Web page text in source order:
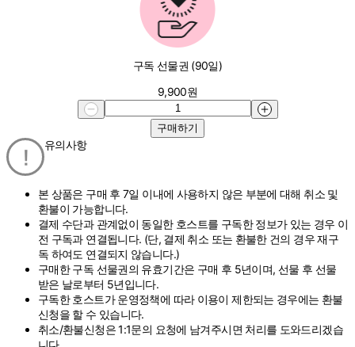
구독 선물권 (90일)
9,900원
구매하기
유의사항
본 상품은 구매 후 7일 이내에 사용하지 않은 부분에 대해 취소 및
환불이 가능합니다.
결제 수단과 관계없이 동일한 호스트를 구독한 정보가 있는 경우 이
전 구독과 연결됩니다. (단, 결제 취소 또는 환불한 건의 경우 재구
독 하여도 연결되지 않습니다.)
구매한 구독 선물권의 유효기간은 구매 후 5년이며, 선물 후 선물
받은 날로부터 5년입니다.
구독한 호스트가 운영정책에 따라 이용이 제한되는 경우에는 환불
신청을 할 수 있습니다.
취소/환불신청은 1:1문의 요청에 남겨주시면 처리를 도와드리겠습
니다.